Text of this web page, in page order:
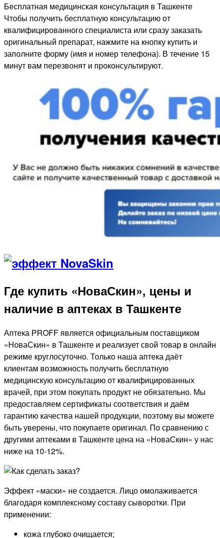
Бесплатная медицинская консультация в Ташкенте
Чтобы получить бесплатную консультацию от
квалифицированного специалиста или сразу заказать
оригинальный препарат, нажмите на кнопку купить и
заполните форму (имя и номер телефона). В течение 15
минут вам перезвонят и проконсультируют.
Где купить «НоваСкин», цены и
наличие в аптеках в Ташкенте
Аптека PROFF является официальным поставщиком
«НоваСкин» в Ташкенте и реализует свой товар в онлайн
режиме круглосуточно. Только наша аптека даёт
клиентам возможность получить бесплатную
медицинскую консультацию от квалифицированных
врачей, при этом покупать продукт не обязательно. Мы
предоставляем сертификаты соответствия и даём
гарантию качества нашей продукции, поэтому вы можете
быть уверены, что покупаете оригинал. По сравнению с
другими аптеками в Ташкенте цена на «НоваСкин» у нас
ниже на 10-12%.
Эффект «маски» не создается. Лицо омолаживается
благодаря комплексному составу сыворотки. При
применении:
кожа глубоко очищается;